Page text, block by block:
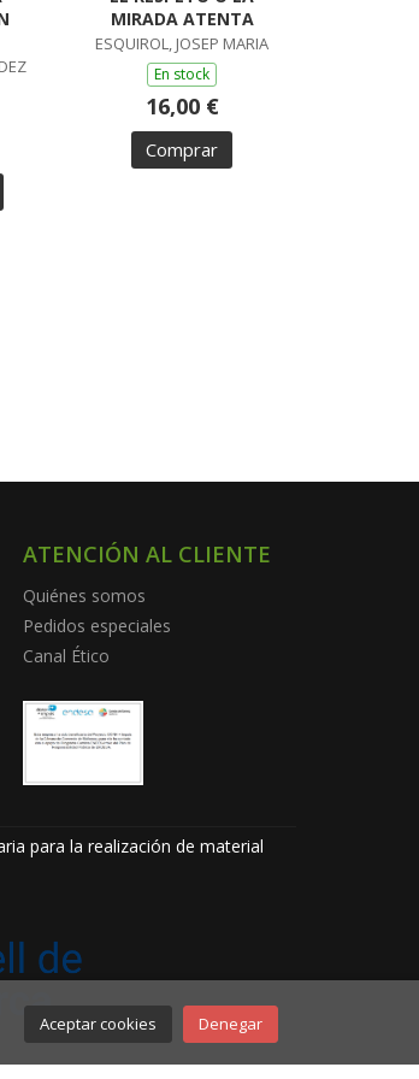
MIRADA ATENTA
ESQUIROL, JOSEP MARIA
En stock
16,00 €
Comprar
ATENCIÓN AL CLIENTE
Quiénes somos
Pedidos especiales
Canal Ético
para la realización de material
Aceptar cookies Denegar